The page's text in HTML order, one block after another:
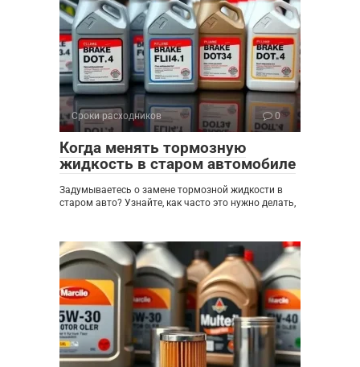
Сроки расходников 0
Когда менять тормозную
жидкость в старом автомобиле
Задумываетесь о замене тормозной жидкости в
старом авто? Узнайте, как часто это нужно делать,